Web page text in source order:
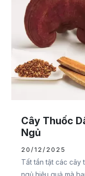
Cây Thuốc
Ngủ
20/12/2025
Tất tần tật các cây